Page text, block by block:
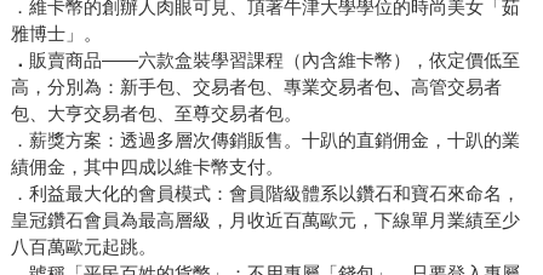
．維卡幣的創辦人肉眼可見、頂著牛津大學學位的時尚美女「茹
雅博士」。
． 販賣商品——六款盒裝學習課程（內含維卡幣），依定價低至
高，分別為：新手包、交易者包、專業交易者包、 高管交易者
包、大亨交易者包、至尊交易者包。
．薪獎方案：透過多層次傳銷販售。十趴的直銷佣金，十趴的業
績佣金，其中四成以維卡幣支付。
．利益最大化的會員模式：會員階級體系以鑽石和寶石來命名，
皇冠鑽石會員為最高層級，月收近百萬歐元，下線單月業績至少
八百萬歐元起跳。